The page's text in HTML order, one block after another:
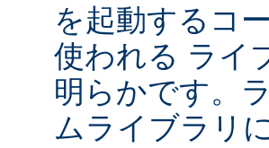
を起動するコ
使われる ライ
明らかです。
ムライブラリ